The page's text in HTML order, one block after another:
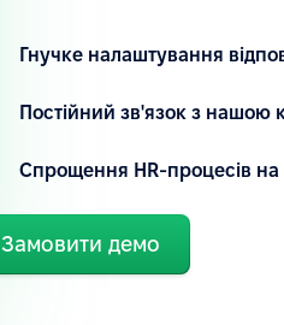
Гнучке налаштування
Постійний зв'язок з нашою
Спрощення HR-процесів на
Замовити демо